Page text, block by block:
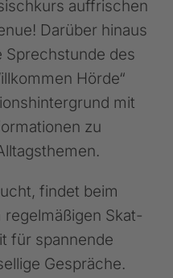
auffrischen
Darüber hinaus
des
Hörde“
mit
zu
findet beim
Skat-
für spannende
Gespräche.